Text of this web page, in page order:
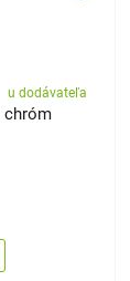
u dodávateľa
chróm